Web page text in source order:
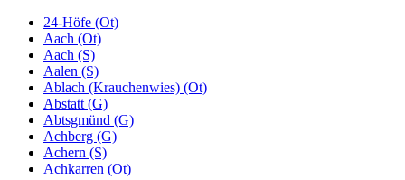
24-Höfe (Ot)
Aach (Ot)
Aach (S)
Aalen (S)
Ablach (Krauchenwies) (Ot)
Abstatt (G)
Abtsgmünd (G)
Achberg (G)
Achern (S)
Achkarren (Ot)